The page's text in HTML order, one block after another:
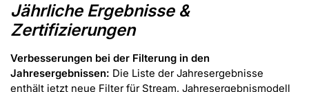
Jährliche Ergebnisse &
Zertifizierungen
Verbesserungen bei der Filterung in den
Jahresergebnissen: Die Liste der Jahresergebnisse
enthält jetzt neue Filter für Stream, Jahresergebnismodell